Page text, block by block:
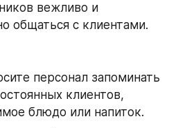
вежливо и
общаться с клиентами.
персонал запоминать
клиентов,
блюдо или напиток.